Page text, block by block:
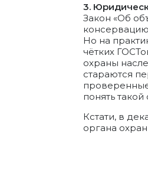
3.
Закон «Об
Но на
чётких
охраны
стараются
понять
Кстати, в
органа